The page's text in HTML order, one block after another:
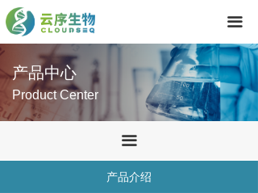
끀
首页
技术服务
产品中心
关于我们
联系我们
产品中心
Product Center
끀
产品介绍